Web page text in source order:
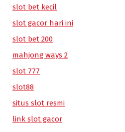
slot bet kecil
slot gacor hari ini
slot bet 200
mahjong ways 2
slot 777
slot88
situs slot resmi
link slot gacor